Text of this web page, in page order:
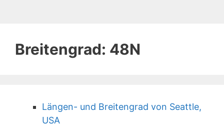
Breitengrad: 48N
Längen- und Breitengrad von Seattle,
USA